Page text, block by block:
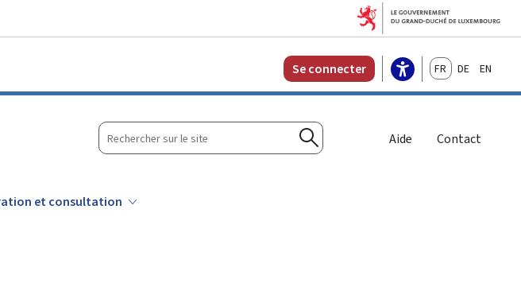
Se connecter FrançaisDeutschEnglish
Rechercher
sur
site
Rechercher
Aide Contact
et consultation